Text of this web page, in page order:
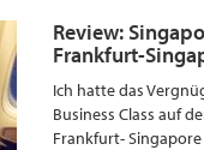
Review:
Frankfurt-
Ich hatte das
Business Class auf
Frankfurt-